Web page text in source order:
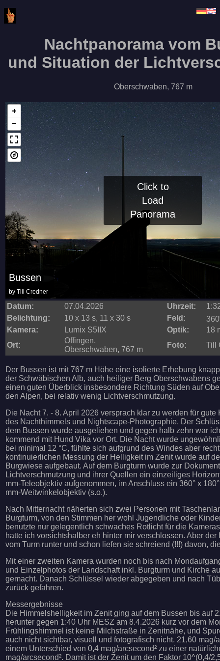
Nachtpanorama vom
und Situation der
Oberschwaben, 767 m
Bussen
by Till Credner
Click to
Load
Panorama
Datum: 07.04.2026 Uhrzeit:
Belichtung:
10 x 13 s, 11 x 30 s Feld: 360
Kamera: Lumix S5IIX Optik:
18
Ort:
Offingen,
Oberschwaben, 767 m
Foto: Till
Der Bussen ist mit 767 m Höhe eine isolierte Erhebung
der Schwäbischen Alb, auch heiliger Berg Oberschwabens
einen guten Überblick insbesondere Richtung Süden auf
den Alpen, bei relativ wenig Lichtverschmutzung.
Die Nacht 7. - 8. April 2026 versprach klar zu werden für
des Nachthimmels und Nightscape-Photographie. Der
dem Bussen wurde ausgeliehen und gegen halb zehn war
kommend mit Hund Vika vor Ort. Die Nacht wurde
bei minimal 12 °C, fühlte sich aufgrund des Windes aber
kontinuierlichen Messung der Helligkeit im Zenit wurde auf
Burgwiese aufgebaut. Auf dem Burgturm wurde zur
Lichtverschmutzung und ihrer Quellen ein einzeiliges
mm-Teleobjektiv aufgenommen, im Anschluss ein 360° x
mm-Weitwinkelobjektiv (s.o.).
Nach Mitternacht näherten sich zwei Personen mit
Burgturm, von den Stimmen her wohl Jugendliche oder
benutzte nur gelegentlich schwaches Rotlicht für die
hatte ich vorsichtshalber eh hinter mir verschlossen. Aber
vom Turm runter und schon liefen sie schreiend (!!!) davon,
Mit einer zweiten Kamera wurden noch bis nach
und Einzelphotos der Landschaft inkl. Burgturm und Kirche
gemacht. Danach Schlüssel wieder abgegeben und nach
zurück gefahren.
Messergebnisse
Die Himmelshelligkeit im Zenit ging auf dem Bussen bis auf
herunter gegen 1:40 Uhr MESZ am 8.4.2026 kurz vor dem
Frühlingshimmel ist keine Milchstraße in Zenitnähe, und
auch nicht sichtbar, visuell und fotografisch nicht. 21,60 mag/
einem Unterschied von 0,4 mag/arcsecond² zu einer
mag/arcsecond². Damit ist der Zenit um den Faktor 10^(0,4/